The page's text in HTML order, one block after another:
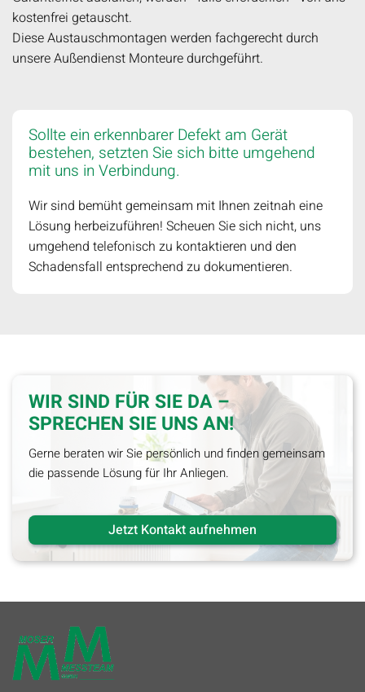
kostenfrei getauscht.
Diese Austauschmontagen werden fachgerecht durch
unsere Außendienst Monteure durchgeführt.
Sollte ein erkennbarer Defekt am Gerät
bestehen, setzten Sie sich bitte umgehend
mit uns in Verbindung.
Wir sind bemüht gemeinsam mit Ihnen zeitnah eine
Lösung herbeizuführen! Scheuen Sie sich nicht, uns
umgehend telefonisch zu kontaktieren und den
Schadensfall entsprechend zu dokumentieren.
WIR SIND FÜR SIE DA –
SPRECHEN SIE UNS AN!
Gerne beraten wir Sie persönlich und finden gemeinsam
die passende Lösung für Ihr Anliegen.
Jetzt Kontakt aufnehmen